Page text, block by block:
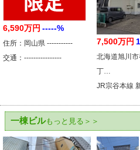
6,590万円 -----%
住所：岡山県 -----------
交通：----------------
7,500万円
北海道旭川
丁…
JR宗谷本線
一棟ビルもっと見る＞＞